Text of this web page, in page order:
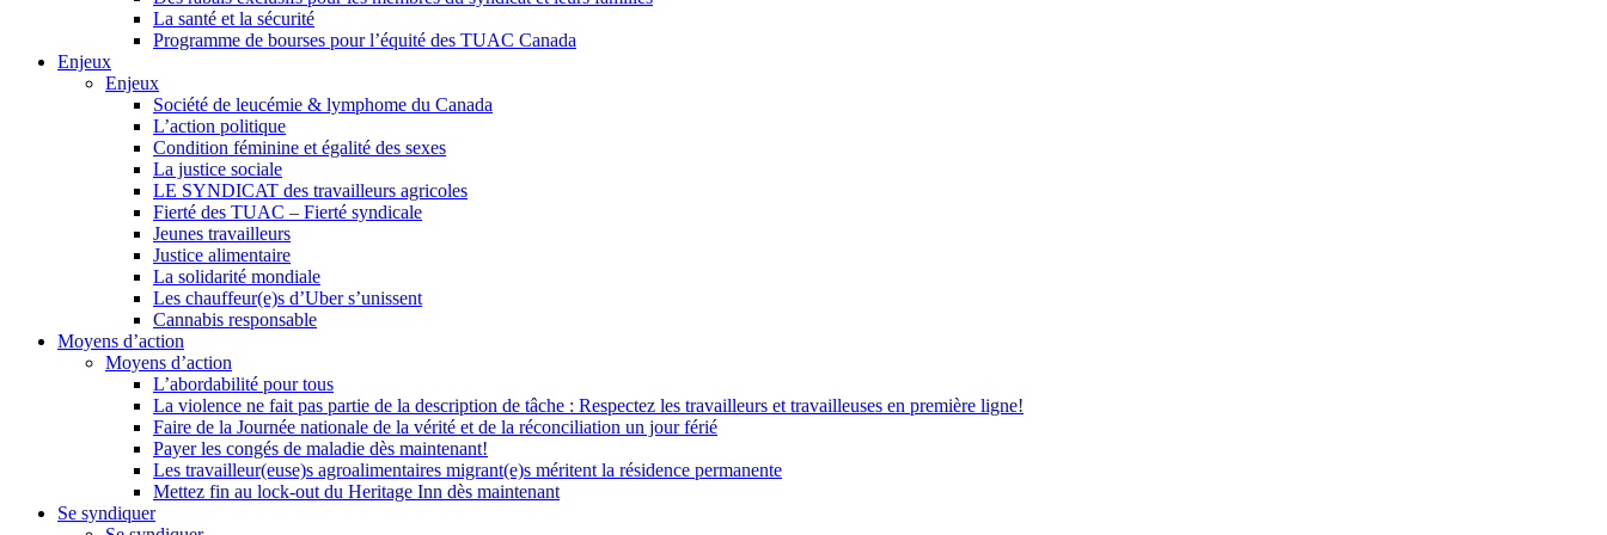
La santé et la sécurité
Programme de bourses pour l’équité des TUAC Canada
Enjeux
Enjeux
Société de leucémie & lymphome du Canada
L’action politique
Condition féminine et égalité des sexes
La justice sociale
LE SYNDICAT des travailleurs agricoles
Fierté des TUAC – Fierté syndicale
Jeunes travailleurs
Justice alimentaire
La solidarité mondiale
Les chauffeur(e)s d’Uber s’unissent
Cannabis responsable
Moyens d’action
Moyens d’action
L’abordabilité pour tous
La violence ne fait pas partie de la description de tâche : Respectez les travailleurs et travailleuses en première ligne!
Faire de la Journée nationale de la vérité et de la réconciliation un jour férié
Payer les congés de maladie dès maintenant!
Les travailleur(euse)s agroalimentaires migrant(e)s méritent la résidence permanente
Mettez fin au lock-out du Heritage Inn dès maintenant
Se syndiquer